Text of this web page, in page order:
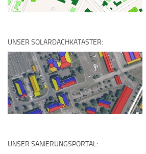
UNSER SOLARDACHKATASTER:
UNSER SANIERUNGSPORTAL: